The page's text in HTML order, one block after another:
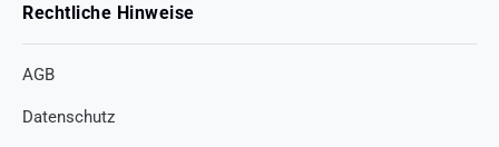
Rechtliche Hinweise
AGB
Datenschutz